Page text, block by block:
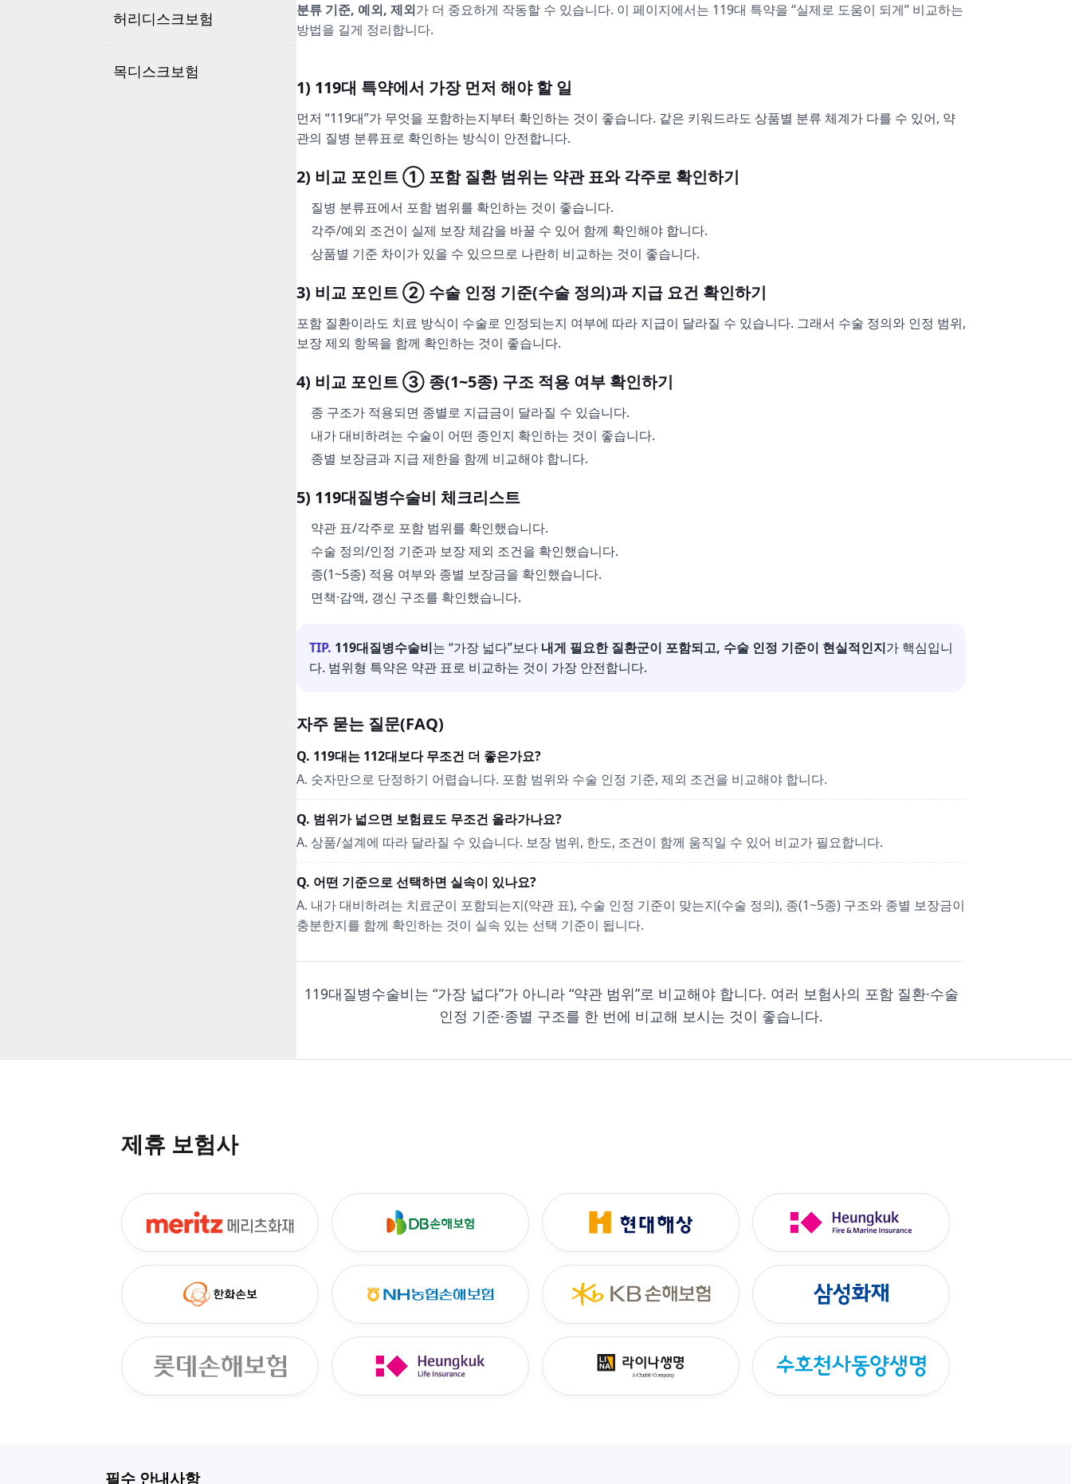
허리디스크보험
목디스크보험
분류 기준, 예외, 제외가 더 중요하게 작동할 수 있습니다. 이 페이지에서는 119대 특약을 “실제로 도움이 되게” 비교하는
방법을 길게 정리합니다.
1) 119대 특약에서 가장 먼저 해야 할 일
먼저 “119대”가 무엇을 포함하는지부터 확인하는 것이 좋습니다. 같은 키워드라도 상품별 분류 체계가 다를 수 있어, 약
관의 질병 분류표로 확인하는 방식이 안전합니다.
2) 비교 포인트 ① 포함 질환 범위는 약관 표와 각주로 확인하기
질병 분류표에서 포함 범위를 확인하는 것이 좋습니다.
각주/예외 조건이 실제 보장 체감을 바꿀 수 있어 함께 확인해야 합니다.
상품별 기준 차이가 있을 수 있으므로 나란히 비교하는 것이 좋습니다.
3) 비교 포인트 ② 수술 인정 기준(수술 정의)과 지급 요건 확인하기
포함 질환이라도 치료 방식이 수술로 인정되는지 여부에 따라 지급이 달라질 수 있습니다. 그래서 수술 정의와 인정 범위,
보장 제외 항목을 함께 확인하는 것이 좋습니다.
4) 비교 포인트 ③ 종(1~5종) 구조 적용 여부 확인하기
종 구조가 적용되면 종별로 지급금이 달라질 수 있습니다.
내가 대비하려는 수술이 어떤 종인지 확인하는 것이 좋습니다.
종별 보장금과 지급 제한을 함께 비교해야 합니다.
5) 119대질병수술비 체크리스트
약관 표/각주로 포함 범위를 확인했습니다.
수술 정의/인정 기준과 보장 제외 조건을 확인했습니다.
종(1~5종) 적용 여부와 종별 보장금을 확인했습니다.
면책·감액, 갱신 구조를 확인했습니다.
TIP. 119대질병수술비는 “가장 넓다”보다 내게 필요한 질환군이 포함되고, 수술 인정 기준이 현실적인지가 핵심입니
다. 범위형 특약은 약관 표로 비교하는 것이 가장 안전합니다.
자주 묻는 질문(FAQ)
Q. 119대는 112대보다 무조건 더 좋은가요?
A. 숫자만으로 단정하기 어렵습니다. 포함 범위와 수술 인정 기준, 제외 조건을 비교해야 합니다.
Q. 범위가 넓으면 보험료도 무조건 올라가나요?
A. 상품/설계에 따라 달라질 수 있습니다. 보장 범위, 한도, 조건이 함께 움직일 수 있어 비교가 필요합니다.
Q. 어떤 기준으로 선택하면 실속이 있나요?
A. 내가 대비하려는 치료군이 포함되는지(약관 표), 수술 인정 기준이 맞는지(수술 정의), 종(1~5종) 구조와 종별 보장금이
충분한지를 함께 확인하는 것이 실속 있는 선택 기준이 됩니다.
119대질병수술비는 “가장 넓다”가 아니라 “약관 범위”로 비교해야 합니다. 여러 보험사의 포함 질환·수술
인정 기준·종별 구조를 한 번에 비교해 보시는 것이 좋습니다.
제휴 보험사
필수 안내사항